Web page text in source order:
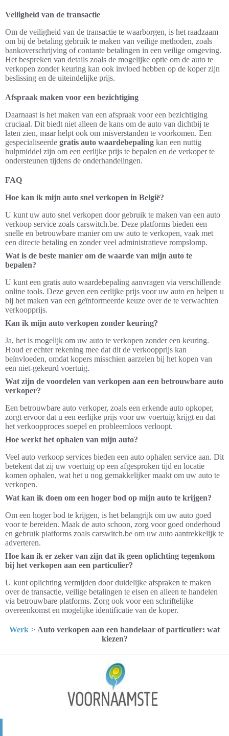
Veiligheid van de transactie
Om de veiligheid van de transactie te waarborgen, is het raadzaam
om bij de betaling gebruik te maken van veilige methoden, zoals
bankoverschrijving of contante betalingen in een veilige omgeving.
Het bespreken van details zoals de mogelijke optie om de auto te
verkopen zonder keuring kan ook invloed hebben op de koper zijn
beslissing en de uiteindelijke prijs.
Afspraak maken voor een bezichtiging
Daarnaast is het maken van een afspraak voor een bezichtiging
cruciaal. Dit biedt niet alleen de kans om de auto van dichtbij te
laten zien, maar helpt ook om misverstanden te voorkomen. Een
gespecialiseerde gratis auto waardebepaling kan een nuttig
hulpmiddel zijn om een eerlijke prijs te bepalen en de verkoper te
ondersteunen tijdens de onderhandelingen.
FAQ
Hoe kan ik mijn auto snel verkopen in België?
U kunt uw auto snel verkopen door gebruik te maken van een auto
verkoop service zoals carswitch.be. Deze platforms bieden een
snelle en betrouwbare manier om uw auto te verkopen, vaak met
een directe betaling en zonder veel administratieve rompslomp.
Wat is de beste manier om de waarde van mijn auto te
bepalen?
U kunt een gratis auto waardebepaling aanvragen via verschillende
online tools. Deze geven een eerlijke prijs voor uw auto en helpen u
bij het maken van een geïnformeerde keuze over de te verwachten
verkoopprijs.
Kan ik mijn auto verkopen zonder keuring?
Ja, het is mogelijk om uw auto te verkopen zonder een keuring.
Houd er echter rekening mee dat dit de verkoopprijs kan
beïnvloeden, omdat kopers misschien aarzelen bij het kopen van
een niet-gekeurd voertuig.
Wat zijn de voordelen van verkopen aan een betrouwbare auto
verkoper?
Een betrouwbare auto verkoper, zoals een erkende auto opkoper,
zorgt ervoor dat u een eerlijke prijs voor uw voertuig krijgt en dat
het verkoopproces soepel en probleemloos verloopt.
Hoe werkt het ophalen van mijn auto?
Veel auto verkoop services bieden een auto ophalen service aan. Dit
betekent dat zij uw voertuig op een afgesproken tijd en locatie
komen ophalen, wat het u nog gemakkelijker maakt om uw auto te
verkopen.
Wat kan ik doen om een hoger bod op mijn auto te krijgen?
Om een hoger bod te krijgen, is het belangrijk om uw auto goed
voor te bereiden. Maak de auto schoon, zorg voor goed onderhoud
en gebruik platforms zoals carswitch.be om uw auto aantrekkelijk te
adverteren.
Hoe kan ik er zeker van zijn dat ik geen oplichting tegenkom
bij het verkopen aan een particulier?
U kunt oplichting vermijden door duidelijke afspraken te maken
over de transactie, veilige betalingen te eisen en alleen te handelen
via betrouwbare platforms. Zorg ook voor een schriftelijke
overeenkomst en mogelijke identificatie van de koper.
Werk > Auto verkopen aan een handelaar of particulier: wat
kiezen?